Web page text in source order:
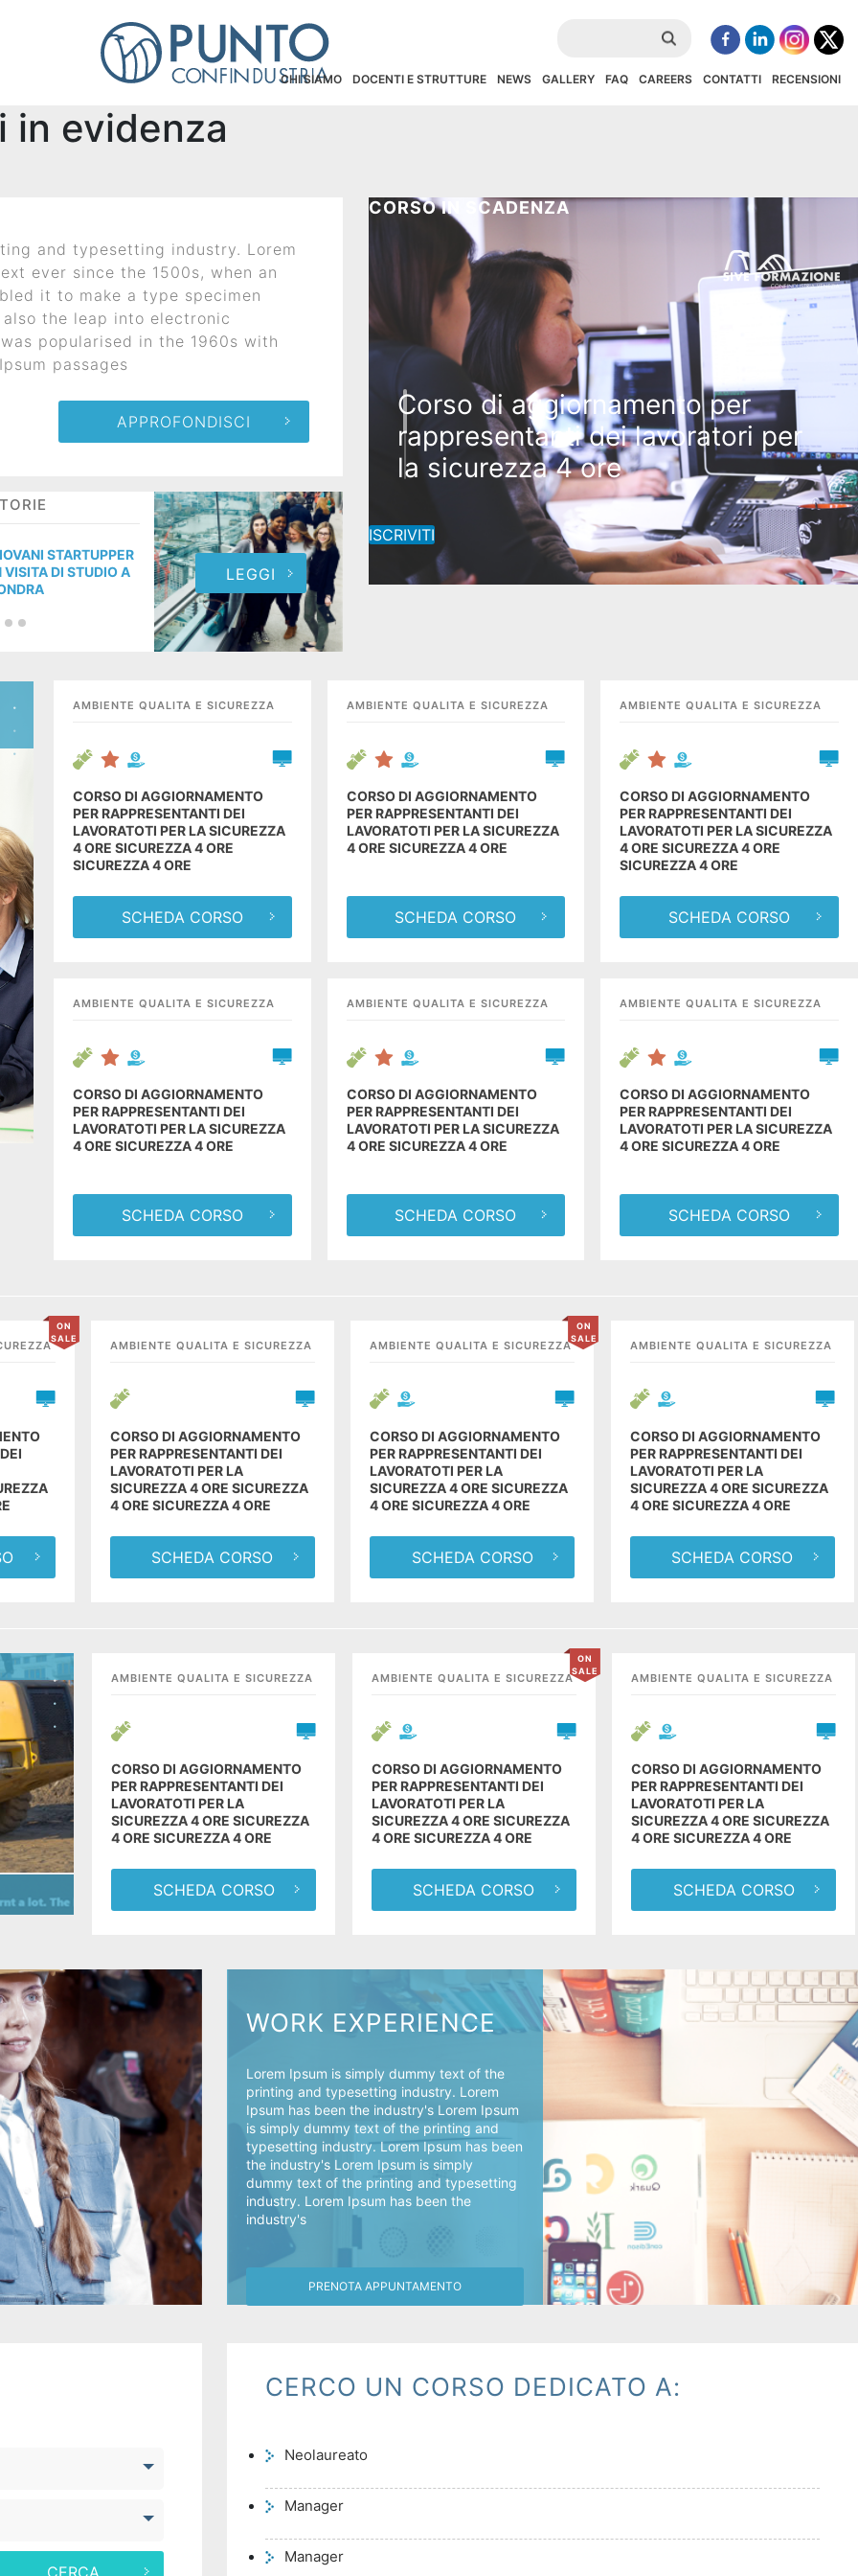
CHI SIAMO DOCENTI E STRUTTURE NEWS GALLERY FAQ CAREERS CONTATTI RECENSIONI
in evidenza
and typesetting industry. Lorem
ever since the 1500s, when an
it to make a type specimen
the leap into electronic
popularised in the 1960s with
passages
APPROFONDISCI
STARTUPPER
VISITA DI STUDIO A
LEGGI
GIOVANI STARTUPPER
IN VISITA DI STUDIO A
LONDRA
LEGGI
IN
LONDRA
CORSO IN SCADENZA
Corso di aggiornamento per
rappresentanti dei lavoratori per
la sicurezza 4 ore
Corso di aggiornamento per
rappresentanti dei lavoratori per
la sicurezza 4 ore
ISCRIVITI
AMBIENTE QUALITA E SICUREZZA
CORSO DI AGGIORNAMENTO
PER RAPPRESENTANTI DEI
LAVORATOTI PER LA SICUREZZA
4 ORE SICUREZZA 4 ORE
SICUREZZA 4 ORE
SCHEDA CORSO
AMBIENTE QUALITA E SICUREZZA
CORSO DI AGGIORNAMENTO
PER RAPPRESENTANTI DEI
LAVORATOTI PER LA SICUREZZA
4 ORE SICUREZZA 4 ORE
SCHEDA CORSO
AMBIENTE QUALITA E SICUREZZA
CORSO DI AGGIORNAMENTO
PER RAPPRESENTANTI DEI
LAVORATOTI PER LA SICUREZZA
4 ORE SICUREZZA 4 ORE
SICUREZZA 4 ORE
SCHEDA CORSO
AMBIENTE QUALITA E SICUREZZA
CORSO DI AGGIORNAMENTO
PER RAPPRESENTANTI DEI
LAVORATOTI PER LA SICUREZZA
4 ORE SICUREZZA 4 ORE
SCHEDA CORSO
AMBIENTE QUALITA E SICUREZZA
CORSO DI AGGIORNAMENTO
PER RAPPRESENTANTI DEI
LAVORATOTI PER LA SICUREZZA
4 ORE SICUREZZA 4 ORE
SCHEDA CORSO
AMBIENTE QUALITA E SICUREZZA
CORSO DI AGGIORNAMENTO
PER RAPPRESENTANTI DEI
LAVORATOTI PER LA SICUREZZA
4 ORE SICUREZZA 4 ORE
SCHEDA CORSO
ON
SALE
AMBIENTE QUALITA E SICUREZZA
CORSO DI AGGIORNAMENTO
PER RAPPRESENTANTI DEI
LAVORATOTI PER LA
SICUREZZA 4 ORE SICUREZZA
4 ORE SICUREZZA 4 ORE
SCHEDA CORSO
ON
SALE
AMBIENTE QUALITA E SICUREZZA
CORSO DI AGGIORNAMENTO
PER RAPPRESENTANTI DEI
LAVORATOTI PER LA
SICUREZZA 4 ORE SICUREZZA
4 ORE SICUREZZA 4 ORE
SCHEDA CORSO
AMBIENTE QUALITA E SICUREZZA
CORSO DI AGGIORNAMENTO
PER RAPPRESENTANTI DEI
LAVORATOTI PER LA
SICUREZZA 4 ORE SICUREZZA
4 ORE SICUREZZA 4 ORE
SCHEDA CORSO
AMBIENTE QUALITA E SICUREZZA
CORSO DI AGGIORNAMENTO
PER RAPPRESENTANTI DEI
LAVORATOTI PER LA
SICUREZZA 4 ORE SICUREZZA
4 ORE SICUREZZA 4 ORE
SCHEDA CORSO
ON
SALE
AMBIENTE QUALITA E SICUREZZA
CORSO DI AGGIORNAMENTO
PER RAPPRESENTANTI DEI
LAVORATOTI PER LA
SICUREZZA 4 ORE SICUREZZA
4 ORE SICUREZZA 4 ORE
SCHEDA CORSO
AMBIENTE QUALITA E SICUREZZA
CORSO DI AGGIORNAMENTO
PER RAPPRESENTANTI DEI
LAVORATOTI PER LA
SICUREZZA 4 ORE SICUREZZA
4 ORE SICUREZZA 4 ORE
SCHEDA CORSO
WORK EXPERIENCE
Lorem Ipsum is simply dummy text of the
printing and typesetting industry. Lorem
Ipsum has been the industry's Lorem Ipsum
is simply dummy text of the printing and
typesetting industry. Lorem Ipsum has been
the industry's Lorem Ipsum is simply
dummy text of the printing and typesetting
industry. Lorem Ipsum has been the
industry's
PRENOTA APPUNTAMENTO
CERCO UN CORSO DEDICATO A:
Neolaureato
Manager
Manager